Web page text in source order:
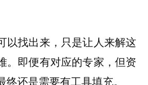
以找出来，只是让人来解这
。即便有对应的专家，但资
还是需要有工具填充。